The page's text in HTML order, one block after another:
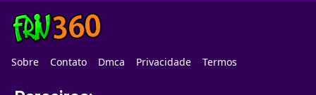
Sobre Contato Dmca Privacidade Termos